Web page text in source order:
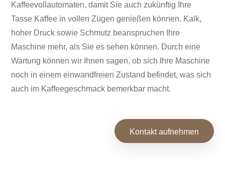
Kaffeevollautomaten, damit Sie auch zukünftig Ihre
Tasse Kaffee in vollen Zügen genießen können. Kalk,
hoher Druck sowie Schmutz beanspruchen Ihre
Maschine mehr, als Sie es sehen können. Durch eine
Wartung können wir Ihnen sagen, ob sich Ihre Maschine
noch in einem einwandfreien Zustand befindet, was sich
auch im Kaffeegeschmack bemerkbar macht.
Kontakt aufnehmen